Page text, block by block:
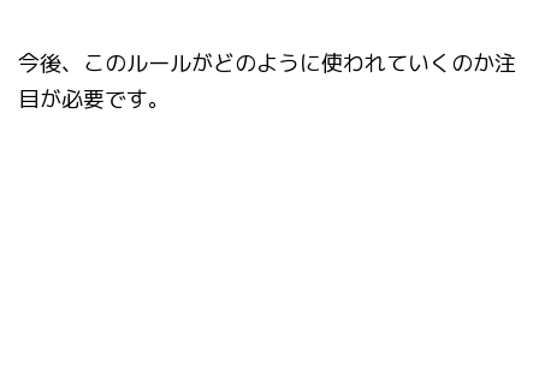
今後、このルールがどのように使われていくのか注
目が必要です。